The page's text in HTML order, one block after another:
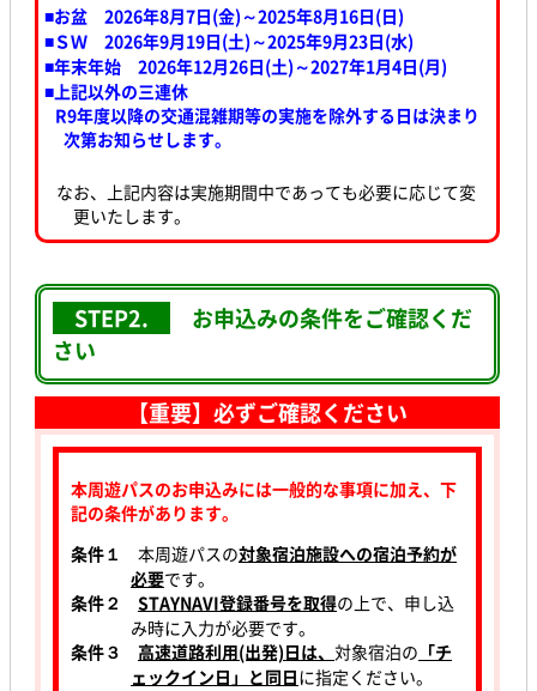
■お盆 2026年8月7日(金)～2025年8月16日(日)
■ＳＷ 2026年9月19日(土)～2025年9月23日(水)
■年末年始 2026年12月26日(土)～2027年1月4日(月)
■上記以外の三連休
R9年度以降の交通混雑期等の実施を除外する日は決まり
次第お知らせします。
なお、上記内容は実施期間中であっても必要に応じて変
更いたします。
STEP2.
お申込みの条件をご確認くだ
さい
【重要】必ずご確認ください
本周遊パスのお申込みには一般的な事項に加え、下
記の条件があります。
条件１
本周遊パスの対象宿泊施設への宿泊予約が
必要です。
条件２
STAYNAVI登録番号を取得の上で、申し込
み時に入力が必要です。
条件３
高速道路利用(出発)日は、 対象宿泊の 「チ
ェックイン日」と同日に指定ください。